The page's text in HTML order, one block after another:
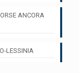
ANCORA
LESSINIA